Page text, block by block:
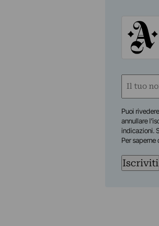
Nome
Puoi
annullare
indicazioni.
Per saperne
Iscriviti